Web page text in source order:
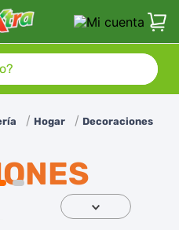
Hogar Decoraciones